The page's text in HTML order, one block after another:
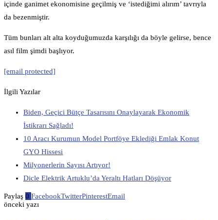
içinde ganimet ekonomisine geçilmiş ve ‘istediğimi alırım’ tavrıyla
da bezenmiştir.
Tüm bunları alt alta koyduğumuzda karşılığı da böyle gelirse, bence
asıl film şimdi başlıyor.
[email protected]
İlgili Yazılar
Biden, Geçici Bütçe Tasarısını Onaylayarak Ekonomik
İstikrarı Sağladı!
10 Aracı Kurumun Model Portföye Eklediği Emlak Konut
GYO Hissesi
Milyonerlerin Sayısı Artıyor!
Dicle Elektrik Artuklu’da Yeraltı Hatları Döşüyor
Paylaş 0 FacebookTwitterPinterestEmail
önceki yazı